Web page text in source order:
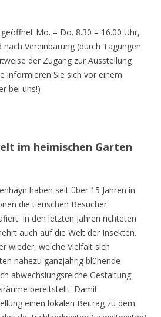
geöffnet Mo. – Do. 8.30 – 16.00 Uhr,
nach Vereinbarung (durch Tagungen
der Zugang zur Ausstellung
informieren Sie sich vor einem
bei uns!)
im heimischen Garten
haben seit über 15 Jahren in
die tierischen Besucher
In den letzten Jahren richteten
auch auf die Welt der Insekten.
wieder, welche Vielfalt sich
nahezu ganzjährig blühende
abwechslungsreiche Gestaltung
bereitstellt. Damit
einen lokalen Beitrag zu dem